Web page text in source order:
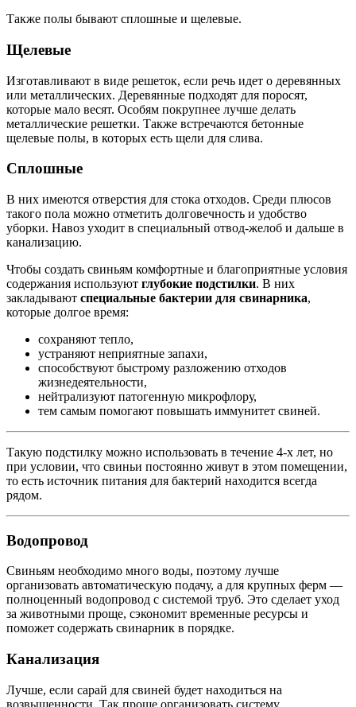
Также полы бывают сплошные и щелевые.
Щелевые
Изготавливают в виде решеток, если речь идет о деревянных
или металлических. Деревянные подходят для поросят,
которые мало весят. Особям покрупнее лучше делать
металлические решетки. Также встречаются бетонные
щелевые полы, в которых есть щели для слива.
Сплошные
В них имеются отверстия для стока отходов. Среди плюсов
такого пола можно отметить долговечность и удобство
уборки. Навоз уходит в специальный отвод-желоб и дальше в
канализацию.
Чтобы создать свиньям комфортные и благоприятные условия
содержания используют глубокие подстилки. В них
закладывают специальные бактерии для свинарника,
которые долгое время:
сохраняют тепло,
устраняют неприятные запахи,
способствуют быстрому разложению отходов
жизнедеятельности,
нейтрализуют патогенную микрофлору,
тем самым помогают повышать иммунитет свиней.
Такую подстилку можно использовать в течение 4-х лет, но
при условии, что свиньи постоянно живут в этом помещении,
то есть источник питания для бактерий находится всегда
рядом.
Водопровод
Свиньям необходимо много воды, поэтому лучше
организовать автоматическую подачу, а для крупных ферм —
полноценный водопровод с системой труб. Это сделает уход
за животными проще, сэкономит временные ресурсы и
поможет содержать свинарник в порядке.
Канализация
Лучше, если сарай для свиней будет находиться на
возвышенности. Так проще организовать систему